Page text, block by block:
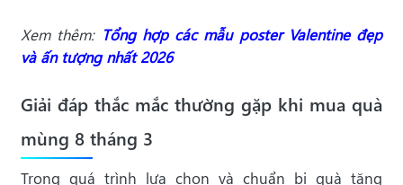
Xem thêm: Tổng hợp các mẫu poster Valentine đẹp
và ấn tượng nhất 2026
Giải đáp thắc mắc thường gặp khi mua quà
mùng 8 tháng 3
Trong quá trình lựa chọn và chuẩn bị quà tặng